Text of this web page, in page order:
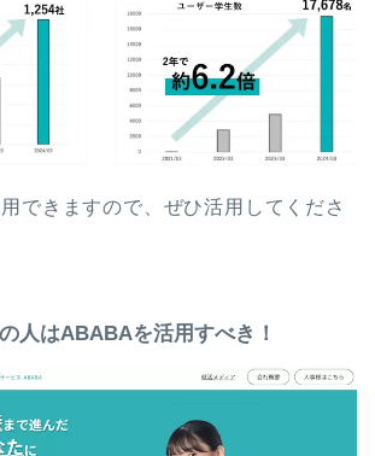
できますので、ぜひ活用してくださ
人はABABAを活用すべき！